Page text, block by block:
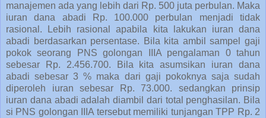
manajemen ada yang lebih dari Rp. 500 juta perbulan. Maka
iuran dana abadi Rp. 100.000 perbulan menjadi tidak
rasional. Lebih rasional apabila kita lakukan iuran dana
abadi berdasarkan persentase. Bila kita ambil sampel gaji
pokok seorang PNS golongan IIIA pengalaman 0 tahun
sebesar Rp. 2.456.700. Bila kita asumsikan iuran dana
abadi sebesar 3 % maka dari gaji pokoknya saja sudah
diperoleh iuran sebesar Rp. 73.000. sedangkan prinsip
iuran dana abadi adalah diambil dari total penghasilan. Bila
si PNS golongan IIIA tersebut memiliki tunjangan TPP Rp. 2